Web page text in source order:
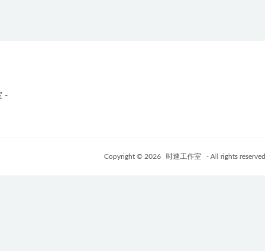
-
Copyright © 2026 时速工作室 - All rights reserved